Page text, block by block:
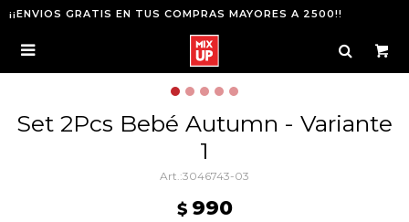
¡¡ENVIOS GRATIS EN TUS COMPRAS MAYORES A 2500!!

Set 2Pcs Bebé Autumn - Variante
1
3046743-03
$ 990